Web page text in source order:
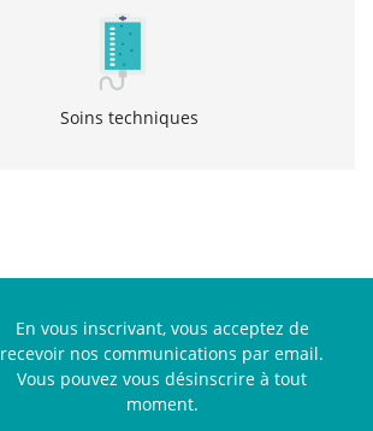
Soins techniques
En vous inscrivant, vous acceptez de
recevoir nos communications par email.
Vous pouvez vous désinscrire à tout
moment.